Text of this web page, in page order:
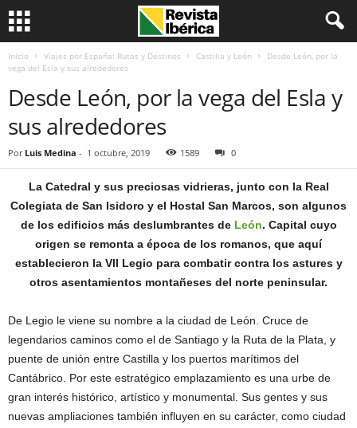
Inicio Viajes por España: Rutas y Destinos Castilla y León
Desde León, por la
vega del Esla y sus alrededores
Desde León, por la vega del Esla y
sus alrededores
Por Luis Medina - 1 octubre, 2019 1589 0
La Catedral y sus preciosas vidrieras, junto con la Real
Colegiata de San Isidoro y el Hostal San Marcos, son algunos
de los edificios más deslumbrantes de León. Capital cuyo
origen se remonta a época de los romanos, que aquí
establecieron la VII Legio para combatir contra los astures y
otros asentamientos montañeses del norte peninsular.
De Legio le viene su nombre a la ciudad de León. Cruce de
legendarios caminos como el de Santiago y la Ruta de la Plata, y
puente de unión entre Castilla y los puertos marítimos del
Cantábrico. Por este estratégico emplazamiento es una urbe de
gran interés histórico, artístico y monumental. Sus gentes y sus
nuevas ampliaciones también influyen en su carácter, como ciudad